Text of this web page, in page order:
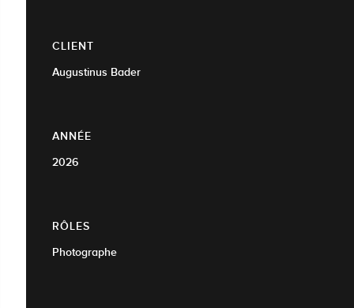
CLIENT
Augustinus Bader
ANNÉE
2026
RÔLES
Photographe